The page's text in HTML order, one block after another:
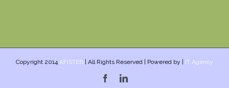
Copyright 2014 AFISTEB | All Rights Reserved | Powered by | IT Agency
FacebookLinkedin